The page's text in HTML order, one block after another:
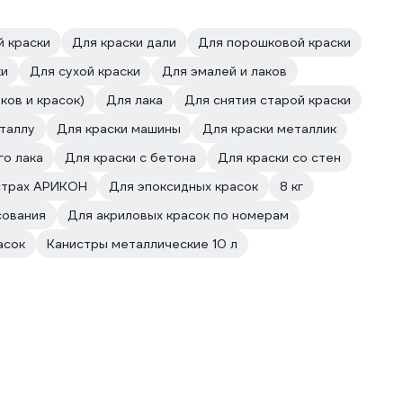
краски Для краски дали
Для порошковой краски
Для сухой краски
Для эмалей и лаков
и красок)
Для лака
Для снятия старой краски
Для краски машины
Для краски металлик
лака
Для краски с бетона
Для краски со стен
АРИКОН
Для эпоксидных красок
8 кг
Для акриловых красок по номерам
Канистры металлические 10 л